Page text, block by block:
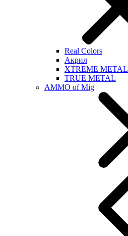
Real Colors
Акрил
XTREME METAL
TRUE METAL
AMMO of Mig